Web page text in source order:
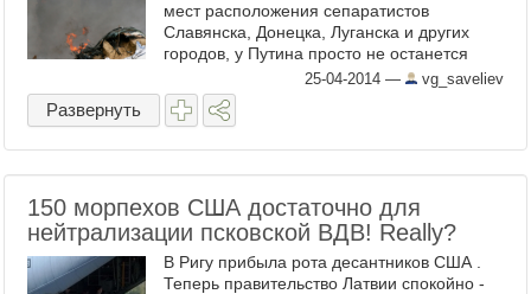
мест расположения сепаратистов
Славянска, Донецка, Луганска и других
городов, у Путина просто не останется
выхода. Он будет вынужден ввести войска.
Называться это, скорее ...
25-04-2014 — vg_saveliev
Развернуть
150 морпехов США достаточно для
нейтрализации псковской ВДВ! Really?
В Ригу прибыла рота десантников США .
Теперь правительство Латвии спокойно -